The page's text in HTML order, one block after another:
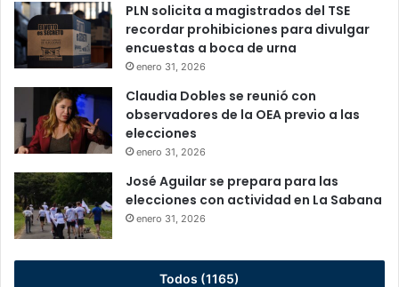
PLN solicita a magistrados del TSE
recordar prohibiciones para divulgar
encuestas a boca de urna
enero 31, 2026
Claudia Dobles se reunió con
observadores de la OEA previo a las
elecciones
enero 31, 2026
José Aguilar se prepara para las
elecciones con actividad en La Sabana
enero 31, 2026
Todos (1165)